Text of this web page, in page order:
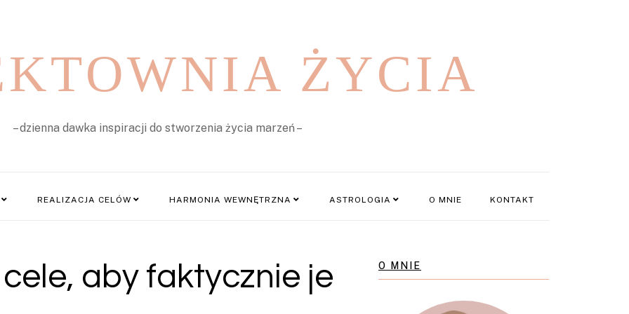
ŻYCIA
– dzienna dawka inspiracji do stworzenia życia marzeń –
REALIZACJA CELÓW HARMONIA WEWNĘTRZNA ASTROLOGIA O MNIE KONTAKT
aby faktycznie je
O MNIE